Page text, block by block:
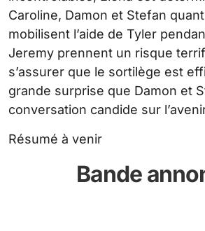
Caroline, Damon et Stefan
mobilisent l’aide de Tyler
Jeremy prennent un risque
s’assurer que le sortilège est
grande surprise que Damon et
conversation candide sur
Résumé à venir
Bande